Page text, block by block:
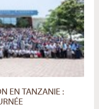
EN TANZANIE :